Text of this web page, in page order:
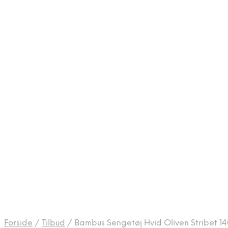
Forside / Tilbud / Bambus Sengetøj Hvid Oliven Stribet